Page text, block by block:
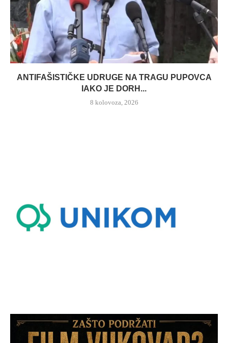
ANTIFAŠISTIČKE UDRUGE NA TRAGU PUPOVCA
IAKO JE DORH...
8 kolovoza, 2026